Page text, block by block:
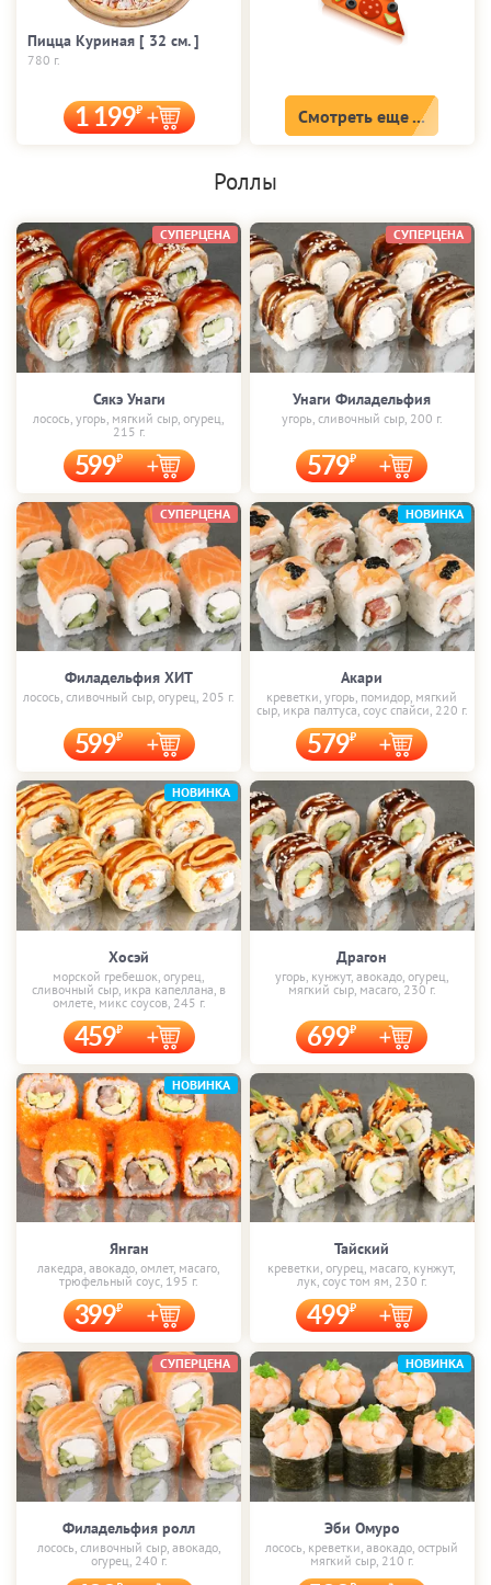
Пицца Куриная [ 32 cм. ]
780 г.
1 199 Смотреть еще ...
Роллы
Сякэ Унаги
лосось, угорь, мягкий сыр, огурец,
215 г.
599
СУПЕРЦЕНА
Унаги Филадельфия
угорь, сливочный сыр, 200 г.
579
СУПЕРЦЕНА
Филадельфия ХИТ
лосось, сливочный сыр, огурец, 205 г.
599
СУПЕРЦЕНА
Акари
креветки, угорь, помидор, мягкий
сыр, икра палтуса, соус спайси, 220 г.
579
НОВИНКА
Хосэй
морской гребешок, огурец,
сливочный сыр, икра капеллана, в
омлете, микс соусов, 245 г.
459
НОВИНКА
Драгон
угорь, кунжут, авокадо, огурец,
мягкий сыр, масаго, 230 г.
699
Янган
лакедра, авокадо, омлет, масаго,
трюфельный соус, 195 г.
399
НОВИНКА
Тайский
креветки, огурец, масаго, кунжут,
лук, соус том ям, 230 г.
499
Филадельфия ролл
лосось, сливочный сыр, авокадо,
огурец, 240 г.
СУПЕРЦЕНА
Эби Омуро
лосось, креветки, авокадо, острый
мягкий сыр, 210 г.
НОВИНКА